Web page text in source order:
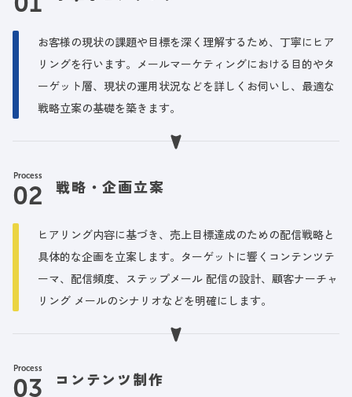
お客様の現状の課題や目標を深く理解するため、丁寧にヒア
リングを行います。メールマーケティングにおける目的やタ
ーゲット層、現状の運用状況などを詳しくお伺いし、最適な
戦略立案の基礎を築きます。
Process
戦略・企画立案
ヒアリング内容に基づき、売上目標達成のための配信戦略と
具体的な企画を立案します。ターゲットに響くコンテンツテ
ーマ、配信頻度、ステップメール 配信の設計、顧客ナーチャ
リング メールのシナリオなどを明確にします。
Process
コンテンツ制作